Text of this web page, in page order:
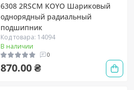
6308 2RSCM KOYO Шариковый
однорядный радиальный
подшипник
Код товара: 14094
В наличии
0
870.00 ₴